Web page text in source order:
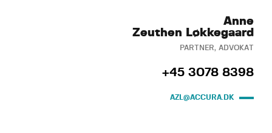
Anne
Zeuthen Løkkegaard
PARTNER, ADVOKAT
+45 3078 8398
AZL@ACCURA.DK